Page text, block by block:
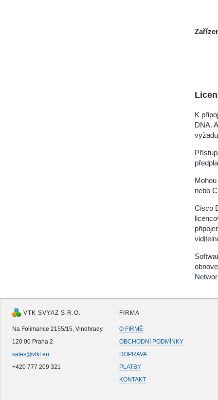
K
DNA.
nebo
Cisco
VTK SVYAZ S.R.O.
Na Folimance 2155/15, Vinohrady
120 00 Praha 2
sales@vtkt.eu
+420 777 209 321
FIRMA
O FIRMĚ
OBCHODNÍ PODMÍNKY
DOPRAVA
PLATBY
KONTAKT